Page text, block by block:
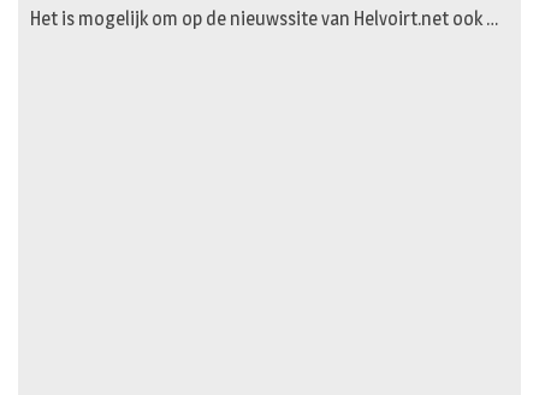
Het is mogelijk om op de nieuwssite van Helvoirt.net ook …